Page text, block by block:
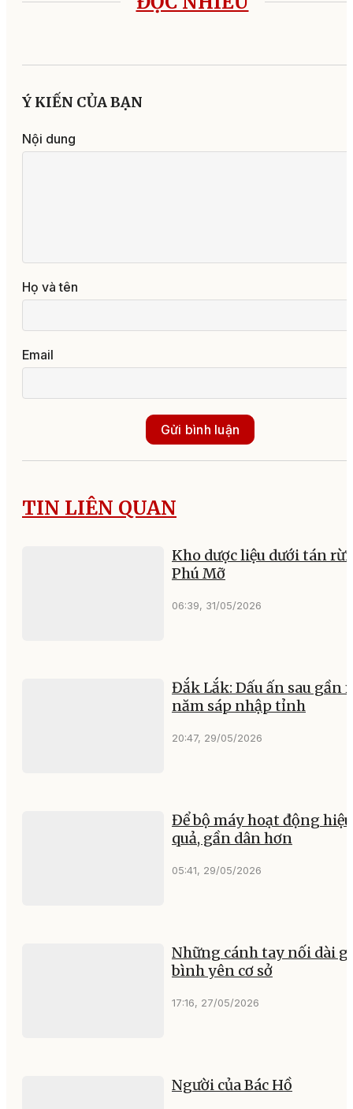
Ý KIẾN CỦA BẠN
Nội dung
Họ và tên
Email
Gửi bình luận
TIN LIÊN QUAN
Kho dược liệu dưới tán
Phú Mỡ
06:39, 31/05/2026
Đắk Lắk: Dấu ấn sau gần
năm sáp nhập tỉnh
20:47, 29/05/2026
Để bộ máy hoạt động hiệu
quả, gần dân hơn
05:41, 29/05/2026
Những cánh tay nối dài
bình yên cơ sở
17:16, 27/05/2026
Người của Bác Hồ